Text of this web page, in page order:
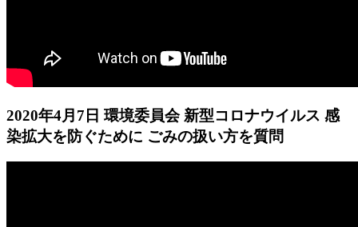
2020年4月7日 環境委員会 新型コロナウイルス 感
染拡大を防ぐために ごみの扱い方を質問